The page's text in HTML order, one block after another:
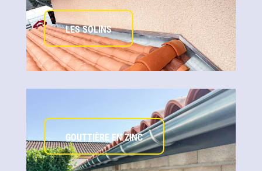
LES SOLINS
GOUTTIÈRE EN ZINC